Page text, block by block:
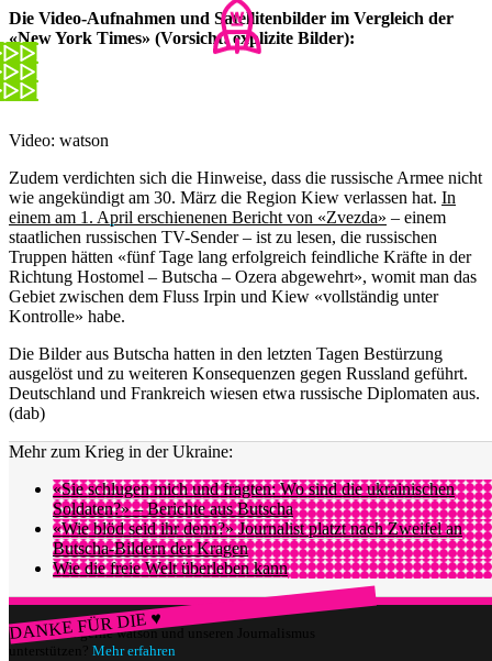
Die Video-Aufnahmen und Satellitenbilder im Vergleich der
«New York Times» (Vorsicht: explizite Bilder):
Video: watson
Zudem verdichten sich die Hinweise, dass die russische Armee nicht
wie angekündigt am 30. März die Region Kiew verlassen hat. In
einem am 1. April erschienenen Bericht von «Zvezda» – einem
staatlichen russischen TV-Sender – ist zu lesen, die russischen
Truppen hätten «fünf Tage lang erfolgreich feindliche Kräfte in der
Richtung Hostomel – Butscha – Ozera abgewehrt», womit man das
Gebiet zwischen dem Fluss Irpin und Kiew «vollständig unter
Kontrolle» habe.
Die Bilder aus Butscha hatten in den letzten Tagen Bestürzung
ausgelöst und zu weiteren Konsequenzen gegen Russland geführt.
Deutschland und Frankreich wiesen etwa russische Diplomaten aus.
(dab)
Mehr zum Krieg in der Ukraine:
«Sie schlugen mich und fragten: Wo sind die ukrainischen
Soldaten?» – Berichte aus Butscha
«Wie blöd seid ihr denn?» Journalist platzt nach Zweifel an
Butscha-Bildern der Kragen
Wie die freie Welt überleben kann
DANKE FÜR DIE ♥
Würdest du gerne watson und unseren Journalismus
unterstützen? Mehr erfahren